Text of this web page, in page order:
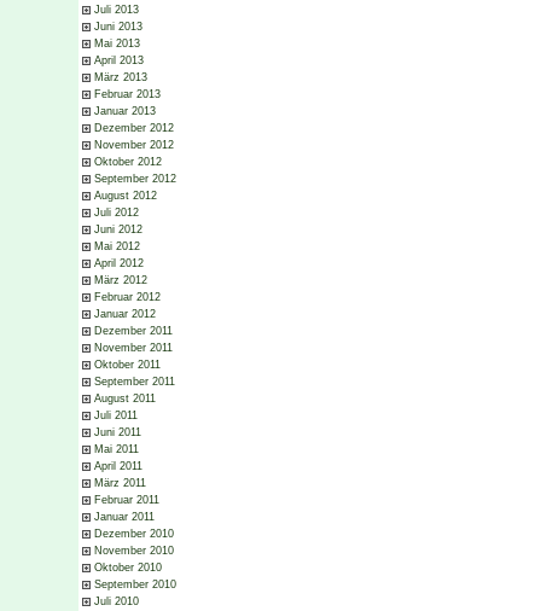
Juli 2013
Juni 2013
Mai 2013
April 2013
März 2013
Februar 2013
Januar 2013
Dezember 2012
November 2012
Oktober 2012
September 2012
August 2012
Juli 2012
Juni 2012
Mai 2012
April 2012
März 2012
Februar 2012
Januar 2012
Dezember 2011
November 2011
Oktober 2011
September 2011
August 2011
Juli 2011
Juni 2011
Mai 2011
April 2011
März 2011
Februar 2011
Januar 2011
Dezember 2010
November 2010
Oktober 2010
September 2010
Juli 2010